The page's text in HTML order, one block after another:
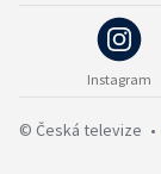
Instagram
© Česká televize •